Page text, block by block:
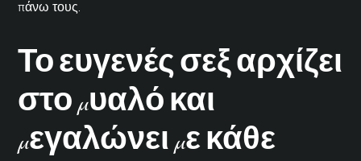
πάνω τους.
Το ευγενές σεξ αρχίζει
στο μυαλό και
μεγαλώνει με κάθε